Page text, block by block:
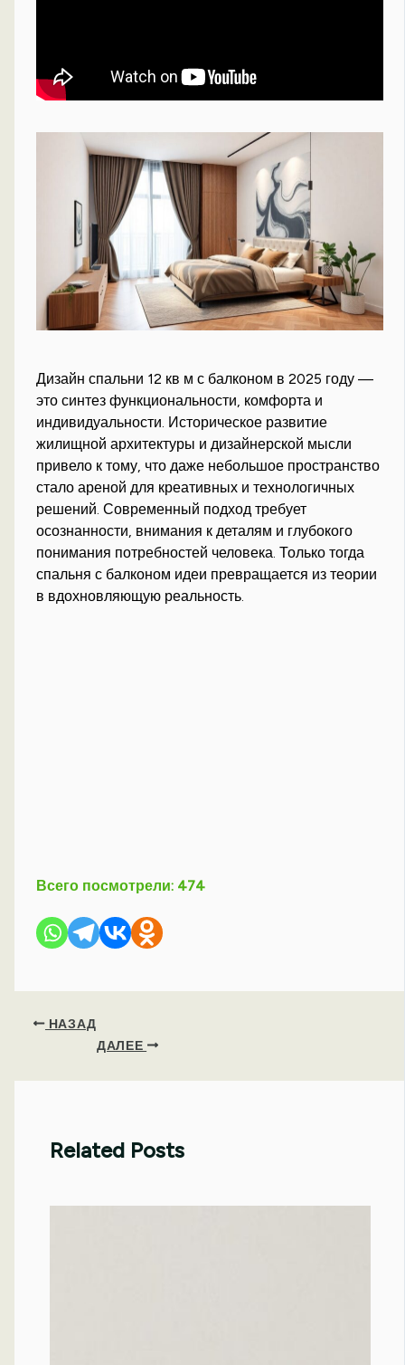
Дизайн спальни 12 кв м с балконом в 2025 году —
это синтез функциональности, комфорта и
индивидуальности. Историческое развитие
жилищной архитектуры и дизайнерской мысли
привело к тому, что даже небольшое пространство
стало ареной для креативных и технологичных
решений. Современный подход требует
осознанности, внимания к деталям и глубокого
понимания потребностей человека. Только тогда
спальня с балконом идеи превращается из теории
в вдохновляющую реальность.
Всего посмотрели: 474
НАЗАД
ДАЛЕЕ
Related Posts